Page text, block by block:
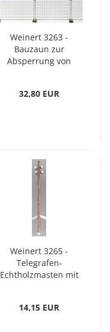
Weinert 3263 -
Bauzaun zur
Absperrung von
32,80 EUR
Weinert 3265 -
Telegrafen-
Echtholzmasten mit
14,15 EUR